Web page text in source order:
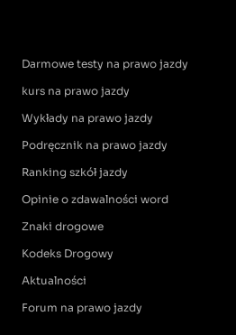
Darmowe testy na prawo jazdy
kurs na prawo jazdy
Wykłady na prawo jazdy
Podręcznik na prawo jazdy
Ranking szkół jazdy
Opinie o zdawalności word
Znaki drogowe
Kodeks Drogowy
Aktualności
Forum na prawo jazdy